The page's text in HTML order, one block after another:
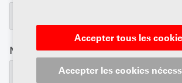
Accepter tous les
Accepter les cookies
NPA/Lieu*